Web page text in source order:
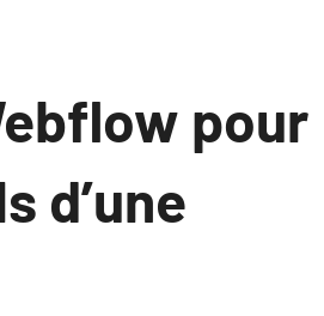
pour
d’une